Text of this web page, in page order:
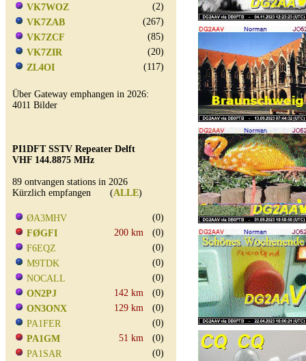
VK7WOZ
(2)
VK7ZAB
(267)
VK7ZCF
(85)
VK7ZIR
(20)
ZL4OI
(117)
Über Gateway emphangen in 2026:
4011 Bilder
PI1DFT SSTV Repeater Delft
VHF 144.8875 MHz
89 ontvangen stations in 2026
Kürzlich empfangen (ALLE)
ØA3MHV
(0)
FØGFI
200 km
(0)
F6EQZ
(0)
M9TDK
(0)
NOCALL
(0)
ON2PJ
142 km
(0)
ON3ONX
129 km
(0)
PA1FER
(0)
PA1GM
51 km
(0)
PA1SAR
(0)